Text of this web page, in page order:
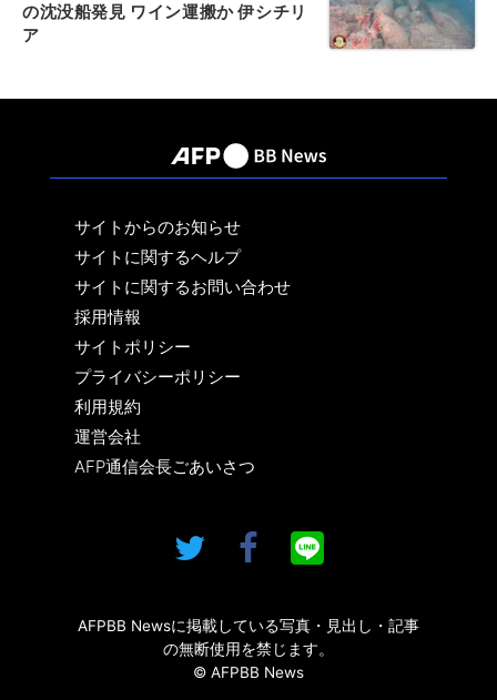
の沈没船発見 ワイン運搬か 伊シチリ
ア
サイトからのお知らせ
サイトに関するヘルプ
サイトに関するお問い合わせ
採用情報
サイトポリシー
プライバシーポリシー
利用規約
運営会社
AFP通信会長ごあいさつ
AFPBB Newsに掲載している写真・見出し・記事
の無断使用を禁じます。
© AFPBB News